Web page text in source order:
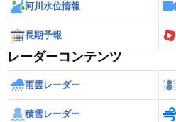
河川水位情報
長期予報
レーダーコンテンツ
雨雲レーダー
積雪レーダー